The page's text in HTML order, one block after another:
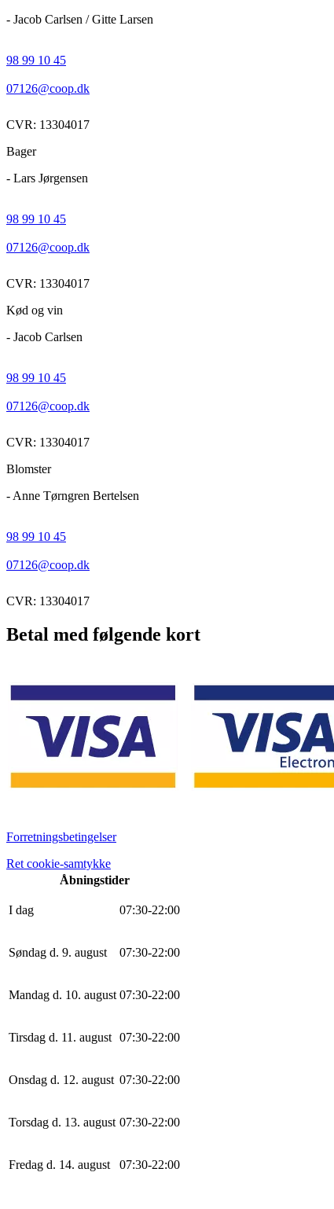
- Jacob Carlsen / Gitte Larsen
98 99 10 45
07126@coop.dk
CVR: 13304017
Bager
- Lars Jørgensen
98 99 10 45
07126@coop.dk
CVR: 13304017
Kød og vin
- Jacob Carlsen
98 99 10 45
07126@coop.dk
CVR: 13304017
Blomster
- Anne Tørngren Bertelsen
98 99 10 45
07126@coop.dk
CVR: 13304017
Betal med følgende kort
Forretningsbetingelser
Ret cookie-samtykke
Åbningstider
I dag 07:30-22:00
Søndag d. 9. august 07:30-22:00
Mandag d. 10. august 07:30-22:00
Tirsdag d. 11. august 07:30-22:00
Onsdag d. 12. august 07:30-22:00
Torsdag d. 13. august 07:30-22:00
Fredag d. 14. august 07:30-22:00